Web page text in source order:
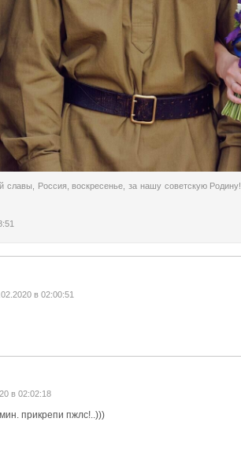
славы Россия ,воскресенье ,за нашу советскую Родину!,
в 02:00:51
в 02:02:18
прикрепи пжлс!..)))